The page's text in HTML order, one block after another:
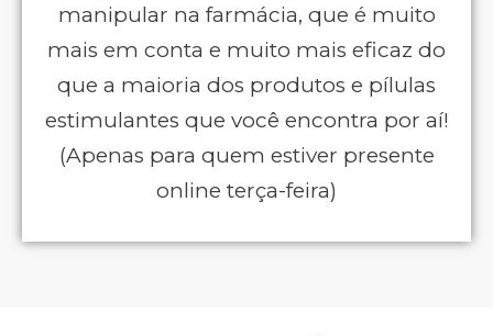
manipular na farmácia, que é muito
mais em conta e muito mais eficaz do
que a maioria dos produtos e pílulas
estimulantes que você encontra por aí!
(Apenas para quem estiver presente
online terça-feira)